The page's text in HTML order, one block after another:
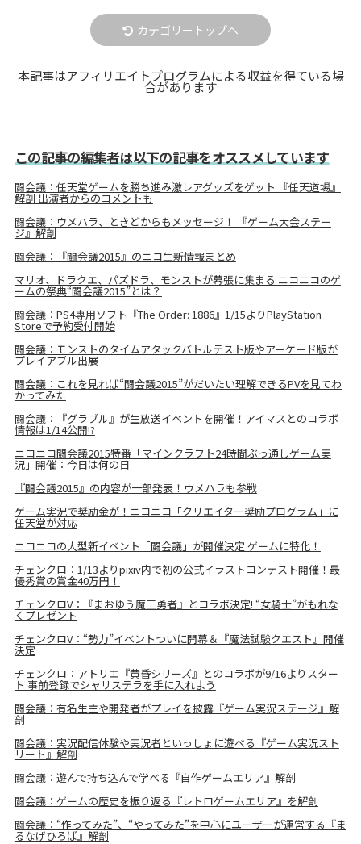
カテゴリートップへ
本記事はアフィリエイトプログラムによる収益を得ている場
合があります
この記事の編集者は以下の記事をオススメしています
闘会議：任天堂ゲームを勝ち進み激レアグッズをゲット 『任天道場』
解剖 出演者からのコメントも
闘会議：ウメハラ、ときどからもメッセージ！ 『ゲーム大会ステー
ジ』解剖
闘会議：『闘会議2015』のニコ生新情報まとめ
マリオ、ドラクエ、パズドラ、モンストが幕張に集まる ニコニコのゲ
ームの祭典“闘会議2015”とは？
闘会議：PS4専用ソフト『The Order: 1886』1/15よりPlayStation
Storeで予約受付開始
闘会議：モンストのタイムアタックバトルテスト版やアーケード版が
プレイアブル出展
闘会議：これを見れば“闘会議2015”がだいたい理解できるPVを見てわ
かってみた
闘会議：『グラブル』が生放送イベントを開催！アイマスとのコラボ
情報は1/14公開!?
ニコニコ闘会議2015特番「マインクラフト24時間ぶっ通しゲーム実
況」開催：今日は何の日
『闘会議2015』の内容が一部発表！ウメハラも参戦
ゲーム実況で奨励金が！ニコニコ「クリエイター奨励プログラム」に
任天堂が対応
ニコニコの大型新イベント「闘会議」が開催決定 ゲームに特化！
チェンクロ：1/13よりpixiv内で初の公式イラストコンテスト開催！最
優秀賞の賞金40万円！
チェンクロV：『まおゆう魔王勇者』とコラボ決定! “女騎士”がもれな
くプレゼント
チェンクロV：“勢力”イベントついに開幕＆『魔法試験クエスト』開催
決定
チェンクロ：アトリエ『黄昏シリーズ』とのコラボが9/16よりスター
ト 事前登録でシャリステラを手に入れよう
闘会議：有名生主や開発者がプレイを披露『ゲーム実況ステージ』解
剖
闘会議：実況配信体験や実況者といっしょに遊べる『ゲーム実況スト
リート』解剖
闘会議：遊んで持ち込んで学べる『自作ゲームエリア』解剖
闘会議：ゲームの歴史を振り返る『レトロゲームエリア』を解剖
闘会議：“作ってみた”、“やってみた”を中心にユーザーが運営する『ま
るなげひろば』解剖